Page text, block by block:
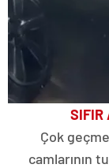
SIFIR
Çok
camlarının